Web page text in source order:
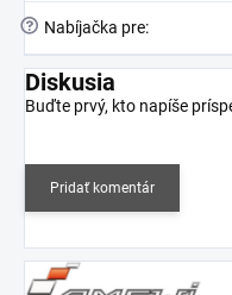
? Nabíjačka pre:
Diskusia
Buďte prvý, kto napíše
Pridať komentár